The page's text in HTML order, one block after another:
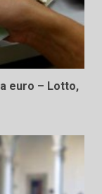
euro – Lotto,